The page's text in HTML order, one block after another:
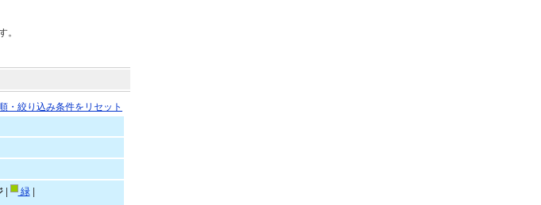
。
・絞り込み条件をリセット
| 緑|